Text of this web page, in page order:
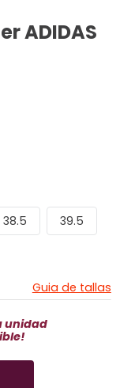
ADIDAS
38.5 39.5
Guia de tallas
unidad